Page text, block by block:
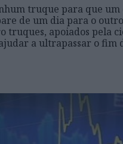
truque para que um
de um dia para o
truques, apoiados pela
a ultrapassar o fim